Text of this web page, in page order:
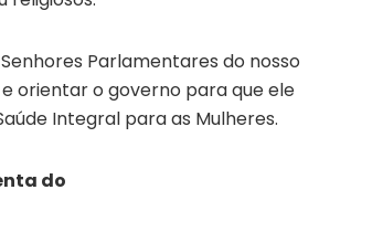
Parlamentares do nosso
orientar o governo para que ele
Integral para as Mulheres.
do